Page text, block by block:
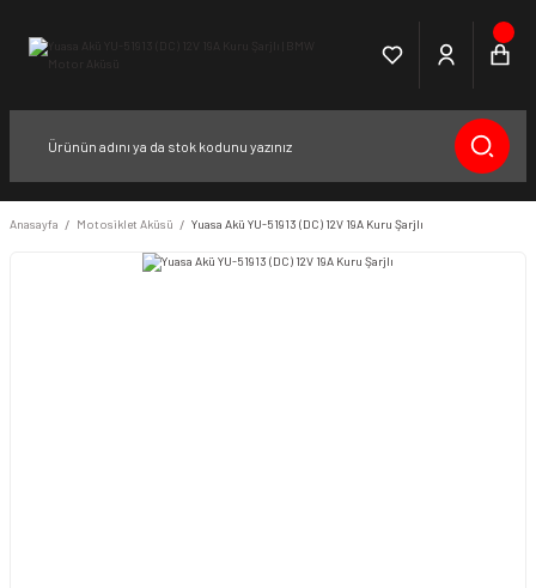
Anasayfa Motosiklet Aküsü Yuasa Akü YU-51913 (DC) 12V 19A Kuru Şarjlı